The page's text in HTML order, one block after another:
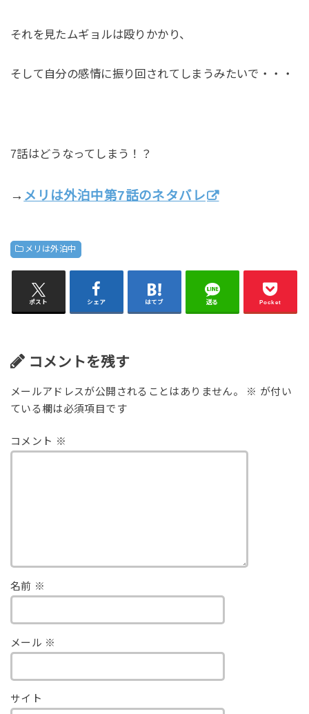
それを見たムギョルは殴りかかり、
そして自分の感情に振り回されてしまうみたいで・・・
7話はどうなってしまう！？
→ メリは外泊中第7話のネタバレ
メリは外泊中
ポスト シェア はてブ 送る Pocket
コメントを残す
メールアドレスが公開されることはありません。 ※ が付い
ている欄は必須項目です
コメント ※
名前 ※
メール ※
サイト